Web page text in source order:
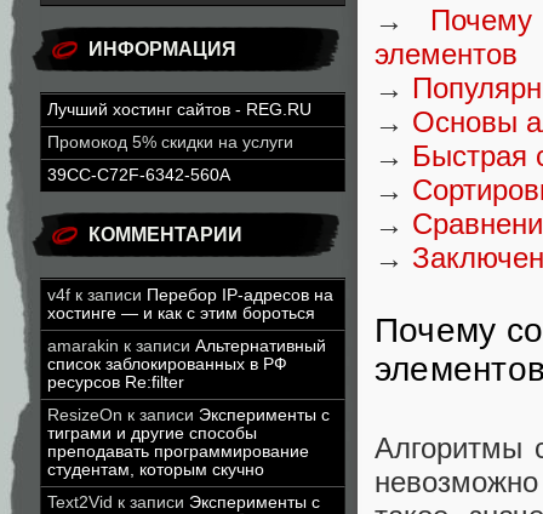
ИНФОРМАЦИЯ
Лучший хостинг сайтов - REG.RU
Промокод 5% скидки на услуги
39CC-C72F-6342-560A
КОММЕНТАРИИ
v4f к записи Перебор IP-адресов на
хостинге — и как с этим бороться
amarakin к записи Альтернативный
список заблокированных в РФ
ресурсов Re:filter
ResizeOn к записи Эксперименты с
тиграми и другие способы
преподавать программирование
студентам, которым скучно
Text2Vid к записи Эксперименты с
→
элементов
→
→ Основы
→ Быстрая
→
→
→
Почему
Алгоритмы